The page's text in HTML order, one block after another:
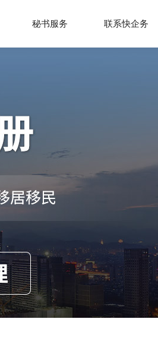
秘书服务 联系快企务